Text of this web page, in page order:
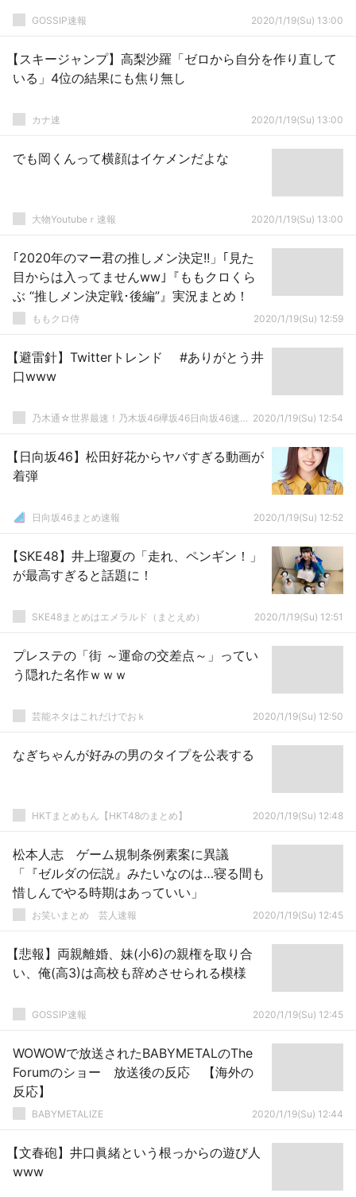
GOSSIP速報 2020/1/19(Su) 13:00
【スキージャンプ】高梨沙羅「ゼロから自分を作り直して
いる」4位の結果にも焦り無し
カナ速 2020/1/19(Su) 13:00
でも岡くんって横顔はイケメンだよな
大物Youtubeｒ速報 2020/1/19(Su) 13:00
｢2020年のマー君の推しメン決定!!」｢見た
目からは入ってませんww｣『ももクロくら
ぶ “推しメン決定戦･後編”』実況まとめ！
ももクロ侍 2020/1/19(Su) 12:59
【避雷針】Twitterトレンド #ありがとう井
口www
乃木通☆世界最速！乃木坂46欅坂46日向坂46速報まとめ 2020/1/19(Su) 12:54
【日向坂46】松田好花からヤバすぎる動画が
着弾
日向坂46まとめ速報 2020/1/19(Su) 12:52
【SKE48】井上瑠夏の「走れ、ペンギン！」
が最高すぎると話題に！
SKE48まとめはエメラルド（まとえめ） 2020/1/19(Su) 12:51
プレステの「街 ～運命の交差点～」ってい
う隠れた名作ｗｗｗ
芸能ネタはこれだけでおｋ 2020/1/19(Su) 12:50
なぎちゃんが好みの男のタイプを公表する
HKTまとめもん【HKT48のまとめ】 2020/1/19(Su) 12:48
松本人志 ゲーム規制条例素案に異議
「『ゼルダの伝説』みたいなのは…寝る間も
惜しんでやる時期はあっていい」
お笑いまとめ 芸人速報 2020/1/19(Su) 12:45
【悲報】両親離婚、妹(小6)の親権を取り合
い、俺(高3)は高校も辞めさせられる模様
GOSSIP速報 2020/1/19(Su) 12:45
WOWOWで放送されたBABYMETALのThe
Forumのショー 放送後の反応 【海外の
反応】
BABYMETALIZE 2020/1/19(Su) 12:44
【文春砲】井口眞緒という根っからの遊び人
www